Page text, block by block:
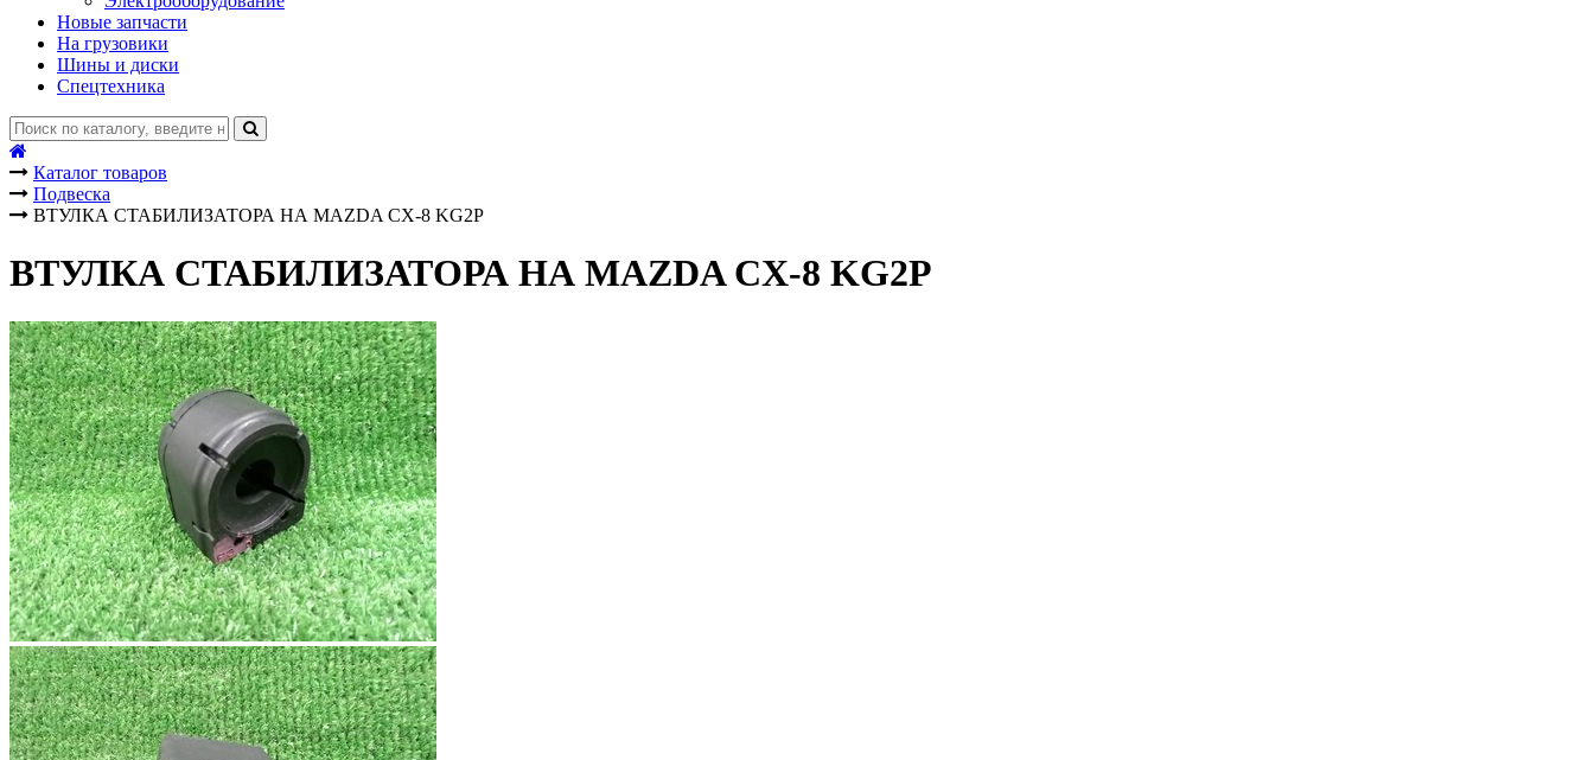
Новые запчасти
На грузовики
Шины и диски
Спецтехника
Каталог товаров
Подвеска
ВТУЛКА СТАБИЛИЗАТОРА НА MAZDA CX-8 KG2P
ВТУЛКА СТАБИЛИЗАТОРА НА MAZDA CX-8 KG2P